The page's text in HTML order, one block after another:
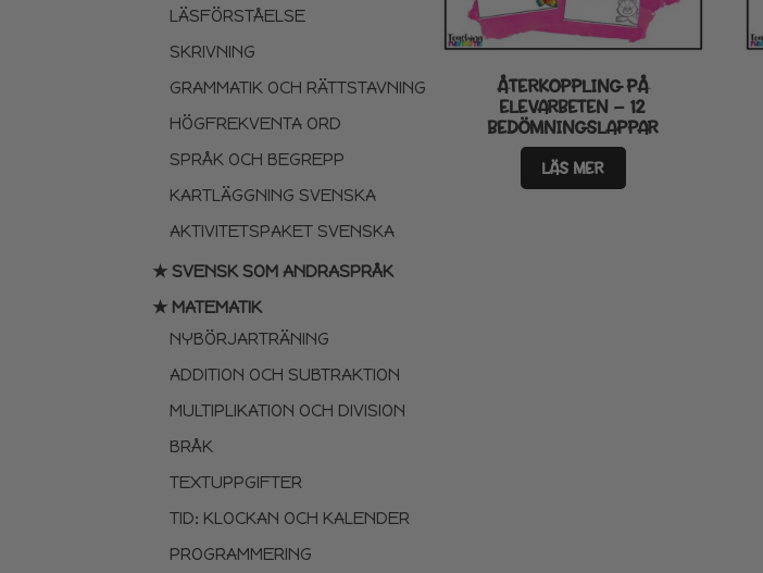
LÄSFÖRSTÅELSE
SKRIVNING
GRAMMATIK OCH RÄTTSTAVNING
HÖGFREKVENTA ORD
SPRÅK OCH BEGREPP
KARTLÄGGNING SVENSKA
AKTIVITETSPAKET SVENSKA
★ SVENSK SOM ANDRASPRÅK
★ MATEMATIK
NYBÖRJARTRÄNING
ADDITION OCH SUBTRAKTION
MULTIPLIKATION OCH DIVISION
BRÅK
TEXTUPPGIFTER
TID: KLOCKAN OCH KALENDER
PROGRAMMERING
ÅTERKOPPLING PÅ
ELEVARBETEN – 12
BEDÖMNINGSLAPPAR
LÄS MER